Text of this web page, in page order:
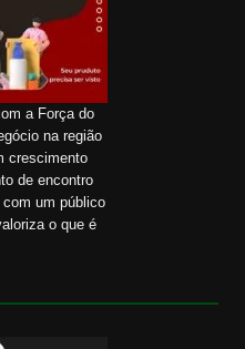
a Força do
na região
crescimento
de encontro
um público
o que é